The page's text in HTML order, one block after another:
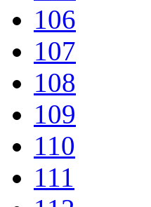
106
107
108
109
110
111